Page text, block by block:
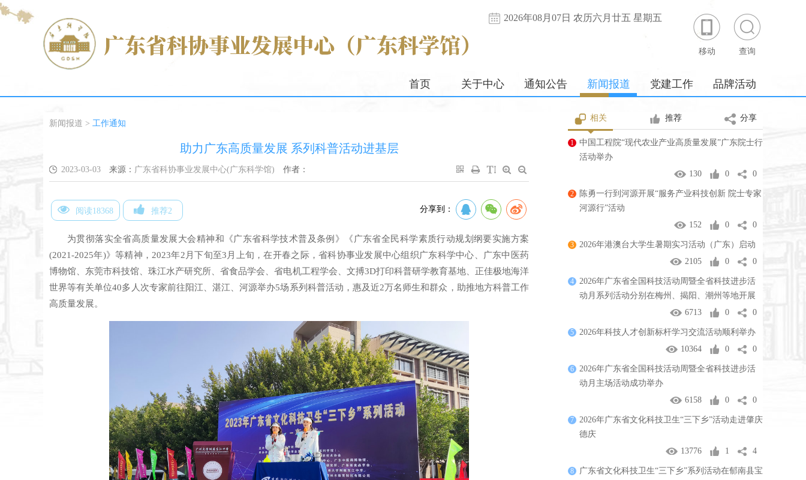
2026年08月07日 农历六月廿五 星期五
移动 查询
首页 关于中心 通知公告 新闻报道 党建工作 品牌活动
新闻报道 > 工作通知
助力广东高质量发展 系列科普活动进基层
2023-03-03 来源： 广东省科协事业发展中心(广东科学馆) 作者：
阅读18368 推荐2 分享到：
为贯彻落实全省高质量发展大会精神和《广东省科学技术普及条例》《广东省全民科学素质行动规划纲要实施方案
(2021-2025年)》等精神，2023年2月下旬至3月上旬，在开春之际，省科协事业发展中心组织广东科学中心、广东中医药
博物馆、东莞市科技馆、珠江水产研究所、省食品学会、省电机工程学会、文搏3D打印科普研学教育基地、正佳极地海洋
世界等有关单位40多人次专家前往阳江、湛江、河源举办5场系列科普活动，惠及近2万名师生和群众，助推地方科普工作
高质量发展。
相关 推荐 分享
1
中国工程院“现代农业产业高质量发展”广东院士行
活动举办
130
0 0
2
陈勇一行到河源开展“服务产业科技创新 院士专家
河源行”活动
152
0 0
3
2026年港澳台大学生暑期实习活动（广东）启动
2105
0 0
4
2026年广东省全国科技活动周暨全省科技进步活
动月系列活动分别在梅州、揭阳、潮州等地开展
6713
0 0
5
2026年科技人才创新标杆学习交流活动顺利举办
10364
0 0
6
2026年广东省全国科技活动周暨全省科技进步活
动月主场活动成功举办
6158
0 0
7
2026年广东省文化科技卫生“三下乡”活动走进肇庆
德庆
13776
1 4
8
广东省文化科技卫生“三下乡”系列活动在郁南县宝